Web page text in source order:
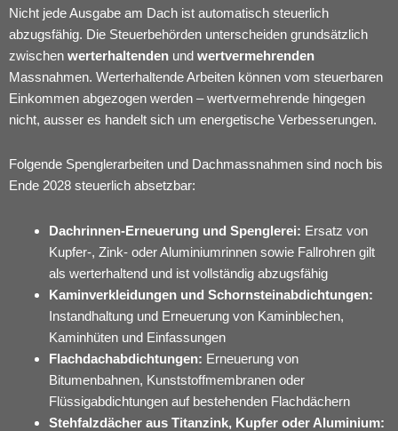
Nicht jede Ausgabe am Dach ist automatisch steuerlich
abzugsfähig. Die Steuerbehörden unterscheiden grundsätzlich
zwischen werterhaltenden und wertvermehrenden
Massnahmen. Werterhaltende Arbeiten können vom steuerbaren
Einkommen abgezogen werden – wertvermehrende hingegen
nicht, ausser es handelt sich um energetische Verbesserungen.
Folgende Spenglerarbeiten und Dachmassnahmen sind noch bis
Ende 2028 steuerlich absetzbar:
Dachrinnen-Erneuerung und Spenglerei: Ersatz von
Kupfer-, Zink- oder Aluminiumrinnen sowie Fallrohren gilt
als werterhaltend und ist vollständig abzugsfähig
Kaminverkleidungen und Schornsteinabdichtungen:
Instandhaltung und Erneuerung von Kaminblechen,
Kaminhüten und Einfassungen
Flachdachabdichtungen: Erneuerung von
Bitumenbahnen, Kunststoffmembranen oder
Flüssigabdichtungen auf bestehenden Flachdächern
Stehfalzdächer aus Titanzink, Kupfer oder Aluminium: